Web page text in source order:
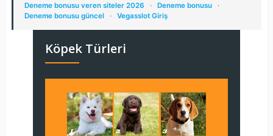
Deneme bonusu veren siteler 2026
· Deneme bonusu
·
Deneme bonusu güncel
· Vegasslot Giriş
Köpek Türleri